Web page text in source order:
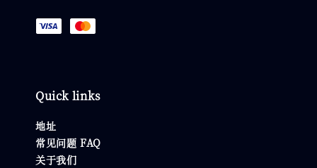
Quick links
地址
常见问题 FAQ
关于我们